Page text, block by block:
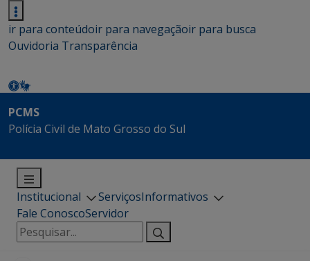
ir para conteúdoir para navegaçãoir para busca
Ouvidoria Transparência
PCMS
Polícia Civil de Mato Grosso do Sul
Institucional ServiçosInformativos
Fale ConoscoServidor
Pesquisar
por: